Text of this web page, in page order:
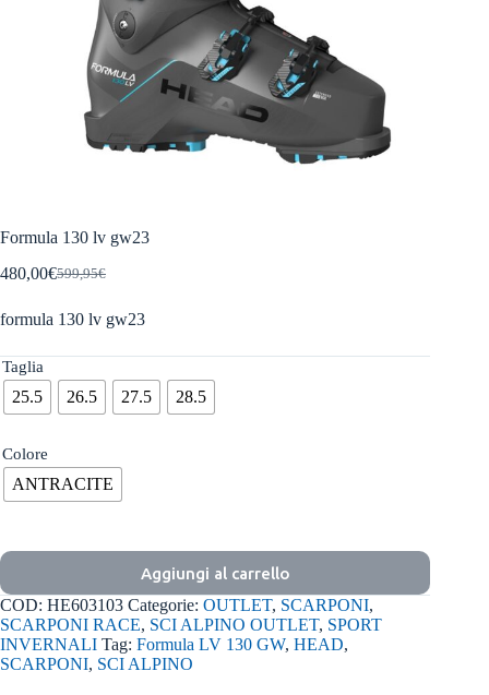
Formula 130 lv gw23
599,95€
Il
originale
599,95€.
480,00€Il
attuale
480,00€.
formula 130 lv gw23
Taglia
25.5 26.5 27.5 28.5
Colore
ANTRACITE
Aggiungi al carrello
COD: HE603103 Categorie: OUTLET, SCARPONI,
SCARPONI RACE, SCI ALPINO OUTLET, SPORT
INVERNALI Tag: Formula LV 130 GW, HEAD,
SCARPONI, SCI ALPINO